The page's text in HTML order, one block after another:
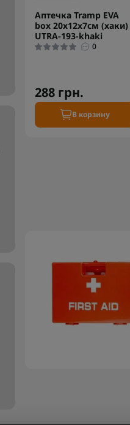
Аптечка Tramp EVA
box 20х12х7см (хаки)
UTRA-193-khaki
0
288 грн.
В корзину